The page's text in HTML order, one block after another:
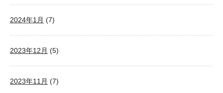
2024年1月 (7)
2023年12月 (5)
2023年11月 (7)